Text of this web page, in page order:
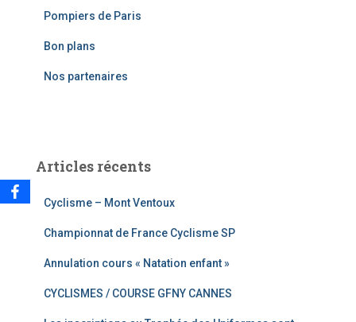
Pompiers de Paris
Bon plans
Nos partenaires
Articles récents
Cyclisme – Mont Ventoux
Championnat de France Cyclisme SP
Annulation cours « Natation enfant »
CYCLISMES / COURSE GFNY CANNES